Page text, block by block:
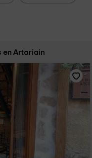
en Artariain